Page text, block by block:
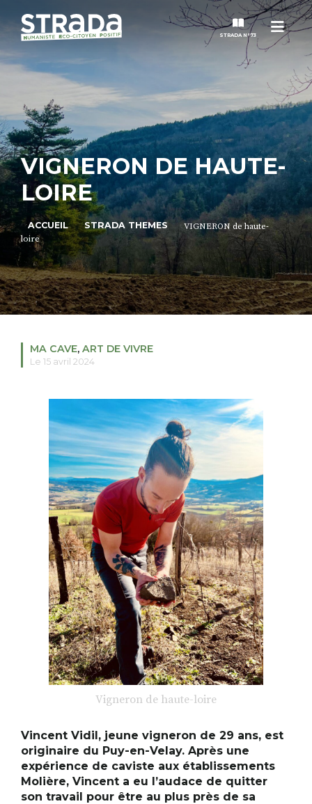
Menu
STRADA N°73
MAGAZINES
NOS THÈMES
STRADA’DATES
ALTER STRADA
ROSÉE DE MAI
RECHERCHER
FACEBOOKINSTAGRAM
LINKEDINYOUTUBE
VIGNERON DE HAUTE-
LOIRE
ACCUEIL STRADA THEMES
VIGNERON de haute-
loire
MA CAVE, ART DE VIVRE
Le 15 avril 2024
Vigneron de haute-loire
Vincent Vidil, jeune vigneron de 29 ans, est
originaire du Puy-en-Velay. Après une
expérience de caviste aux établissements
Molière, Vincent a eu l’audace de quitter
son travail pour être au plus près de sa